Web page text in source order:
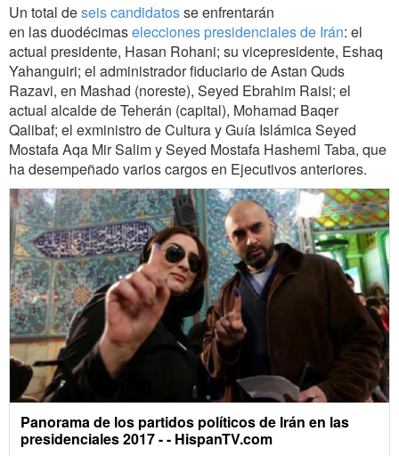
Un total deseis candidatosse enfrentarán
en las duodécimaselecciones presidenciales de Irán: el
actual presidente, Hasan Rohani; su vicepresidente, Eshaq
Yahanguiri; el administrador fiduciario de Astan Quds
Razavi, en Mashad (noreste), Seyed Ebrahim Raisi; el
actual alcalde de Teherán (capital), Mohamad Baqer
Qalibaf; el exministro de Cultura y Guía Islámica Seyed
Mostafa Aqa Mir Salim y Seyed Mostafa Hashemi Taba, que
ha desempeñado varios cargos en Ejecutivos anteriores.
Panorama de los partidos políticos de Irán en las
presidenciales 2017 - - HispanTV.com